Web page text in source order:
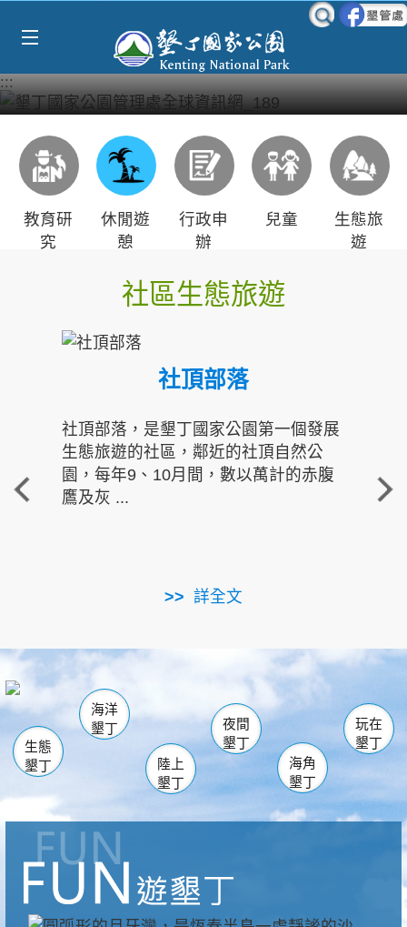
:::
教育研
究
休閒遊
憩
行政申
辦
兒童
生態旅
遊
社區生態旅遊
社頂部落
社頂部落，是墾丁國家公園第一個發展
生態旅遊的社區，鄰近的社頂自然公
園，每年9、10月間，數以萬計的赤腹
鷹及灰 ...
詳全文
重
走進
南仁湖
海生館
恆春 佳樂水
龍鑾潭自然中心 森林遊樂區
瓊麻館
關山 墾管處遊客中心
社頂公園 風吹沙
船帆石
白砂 龍磐公園
香蕉灣
砂島
鵝鑾鼻
生態
墾丁
海洋
墾丁
陸上
墾丁
夜間
墾丁
海角
墾丁
玩在
墾丁